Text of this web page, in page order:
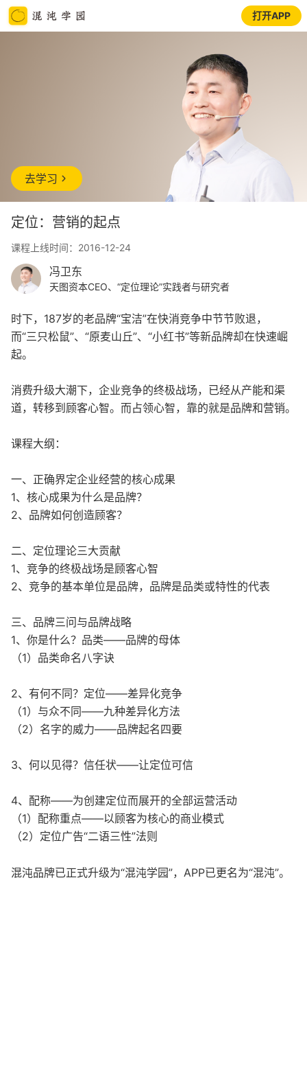
打开APP
去学习
定位：营销的起点
课程上线时间：2016-12-24
冯卫东
天图资本CEO、“定位理论”实践者与研究者
时下，187岁的老品牌“宝洁”在快消竞争中节节败退，
而“三只松鼠”、“原麦山丘”、“小红书”等新品牌却在快速崛
起。
消费升级大潮下，企业竞争的终极战场，已经从产能和渠
道，转移到顾客心智。而占领心智，靠的就是品牌和营销。
课程大纲：
一、正确界定企业经营的核心成果
1、核心成果为什么是品牌？
2、品牌如何创造顾客？
二、定位理论三大贡献
1、竞争的终极战场是顾客心智
2、竞争的基本单位是品牌，品牌是品类或特性的代表
三、品牌三问与品牌战略
1、你是什么？品类——品牌的母体
（1）品类命名八字诀
2、有何不同？定位——差异化竞争
（1）与众不同——九种差异化方法
（2）名字的威力——品牌起名四要
3、何以见得？信任状——让定位可信
4、配称——为创建定位而展开的全部运营活动
（1）配称重点——以顾客为核心的商业模式
（2）定位广告“二语三性”法则
混沌品牌已正式升级为“混沌学园”，APP已更名为“混沌”。